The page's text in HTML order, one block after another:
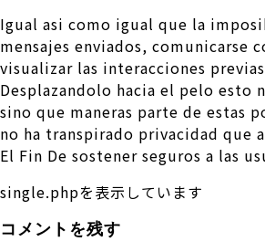
Igual asi­ como igual que la
mensajes enviados, comunicarse
visualizar las interacciones
Desplazandolo hacia el pelo esto
sino que maneras parte de estas
no ha transpirado privacidad que
El Fin De sostener seguros a las
single.phpを表示しています
コメントを残す